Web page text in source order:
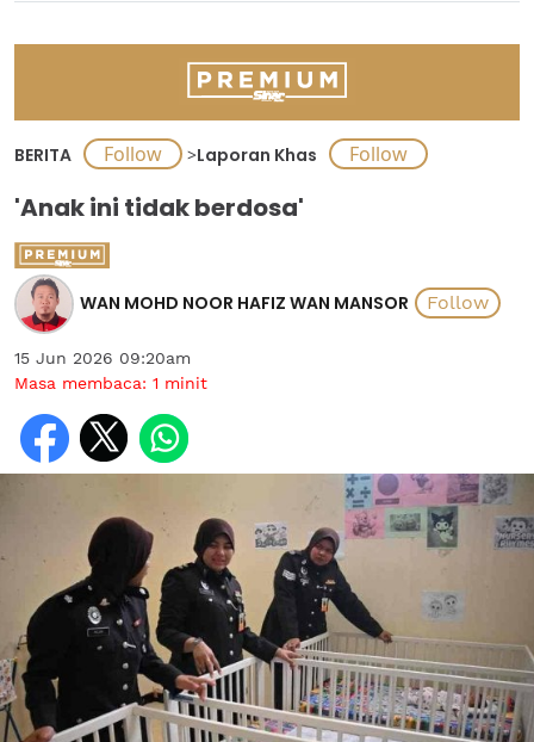
BERITA >Laporan Khas
'Anak ini tidak berdosa'
WAN MOHD NOOR HAFIZ WAN MANSOR
15 Jun 2026 09:20am
Masa membaca: 1 minit